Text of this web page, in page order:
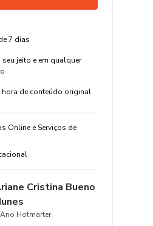
7 dias
seu jeito e em qualquer
hora de conteúdo original
Online e Serviços de
Cristina Bueno
Hotmarter